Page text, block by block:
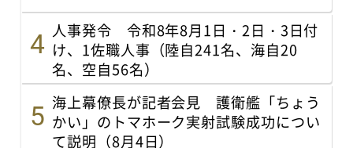
人事発令 令和8年8月1日・2日・3日付
け、1佐職人事（陸自241名、海自20
名、空自56名）
海上幕僚長が記者会見 護衛艦「ちょう
かい」のトマホーク実射試験成功につい
て説明（8月4日）